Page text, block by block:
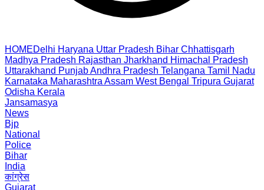
HOMEDelhi Haryana Uttar Pradesh Bihar Chhattisgarh
Madhya Pradesh Rajasthan Jharkhand Himachal Pradesh
Uttarakhand PunjabAndhra Pradesh Telangana Tamil Nadu
Karnataka Maharashtra Assam West Bengal Tripura Gujarat
Odisha Kerala
Jansamasya
News
Bjp
National
Police
Bihar
India
कांग्रेस
Gujarat